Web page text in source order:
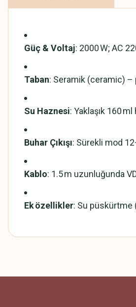
Güç & Voltaj: 2000 W; AC
Taban: Seramik (ceramic) –
Su Haznesi: Yaklaşık 160
Buhar Çıkışı: Sürekli mod
Kablo: 1.5 m uzunluğunda
Ek özellikler: Su püskürtme